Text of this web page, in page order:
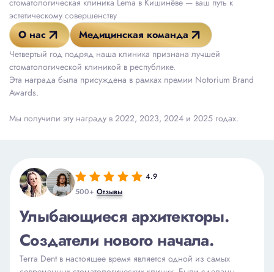
стоматологическая клиника Lema в Кишинёве — ваш путь к
эстетическому совершенству
О нас Медицинская команда
Четвертый год подряд наша клиника признана лучшей
стоматологической клиникой в республике.
Эта награда была присуждена в рамках премии Notorium Brand
Awards.
Мы получили эту награду в 2022, 2023, 2024 и 2025 годах.
4.9
500+ Отзывы
Улыбающиеся архитекторы.
Создатели нового начала.
Terra Dent в настоящее время является одной из самых